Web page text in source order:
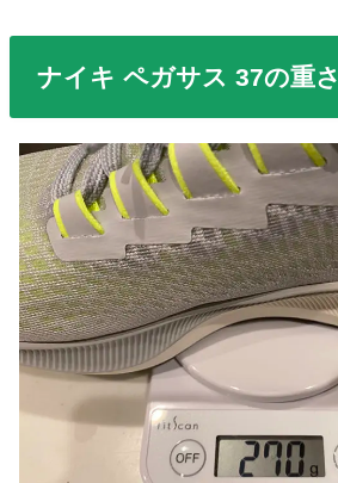
ナイキ ペガサス 37の重さ